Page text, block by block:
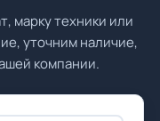
марку техники или
уточним наличие,
компании.